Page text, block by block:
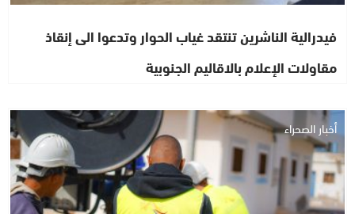
فيدرالية الناشرين تنتقد غياب الحوار وتدعوا الى إنقاذ
مقاولات الإعلام بالاقاليم الجنوبية
أخبار الصحراء